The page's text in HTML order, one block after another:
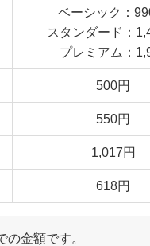
ベーシック：
スタンダード：
プレミアム：
500円
550円
1,017円
618円
の金額です。